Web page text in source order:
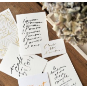
Plage
de
prix :
3,20€
à
5,50€